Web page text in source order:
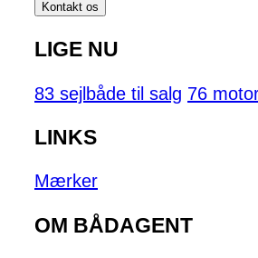
Kontakt os
LIGE NU
83 sejlbåde til salg 76
LINKS
Mærker
OM BÅDAGENT